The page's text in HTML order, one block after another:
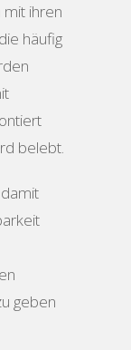
ihren
häufig
belebt.
geben